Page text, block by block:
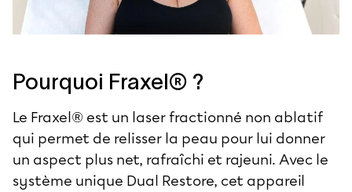
Pourquoi Fraxel® ?
Le Fraxel® est un laser fractionné non ablatif
qui permet de relisser la peau pour lui donner
un aspect plus net, rafraîchi et rajeuni. Avec le
système unique Dual Restore, cet appareil